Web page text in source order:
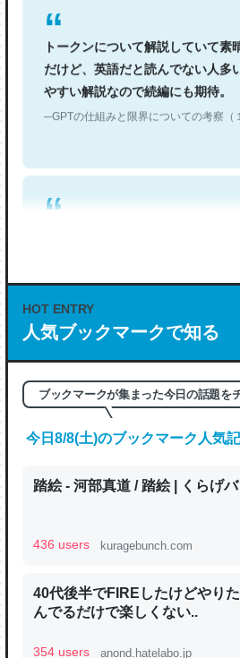
トークンについて解説していて素
だけど、英語だと読んでない人
やすい解説なので続編にも期待。
─GPTの仕組みと限界についての考察（
何気にChatGPTの仕組み、特に
の伏線」は回収されないけど、短
やすく強くなりそう
─GPTの仕組みと限界についての考察（
─ニュース :: 【研究発表】昆虫学の大問
HOT ENTRY
人気ブックマークで知る
ブックマークが集まった今日の話題を
今日8/8(土)のブックマーク人気
踏絵 - 河部真道 / 踏絵 | くらげ
436 users kuragebunch.com
40代後半でFIREしたけどやり
んでるだけで楽しくない..
354 users anond.hatelabo.jp